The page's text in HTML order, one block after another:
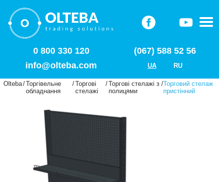
0 800 330 120
(067) 588 52 56
info@olteba.com
UA RU
Olteba/Торгівельне
обладнання
/Торгові
стелажі
/Торгові стелажі з
полицями
/Торговий стелаж
пристінний